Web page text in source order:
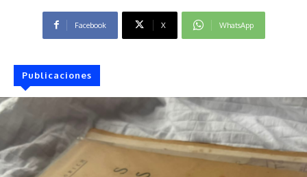
Facebook X WhatsApp
Publicaciones